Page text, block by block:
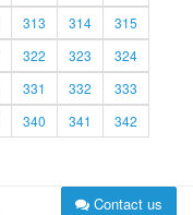
313 314
315
322 323
324
331 332
333
340 341
342
Contact us